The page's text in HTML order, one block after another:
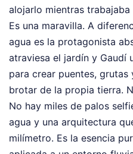
alojarlo mientras
Es una maravilla. A
agua es la protagonista
atraviesa el jardín y Gaudí
para crear puentes,
brotar de la propia tierra.
No hay miles de palos
agua y una arquitectura
milímetro. Es la esencia